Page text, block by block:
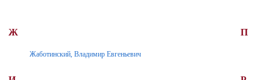
Ж
Жаботинский, Владимир Евгеньевич
П